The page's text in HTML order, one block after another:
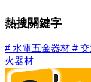
熱搜關鍵字
# 水電五金器材 #
火器材